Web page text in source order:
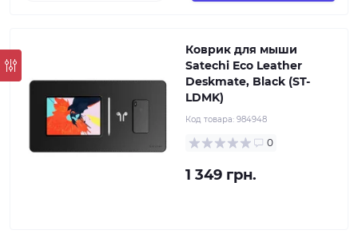
Коврик для мыши
Satechi Eco Leather
Deskmate, Black (ST-
LDMK)
Код товара: 984948
0
1 349 грн.